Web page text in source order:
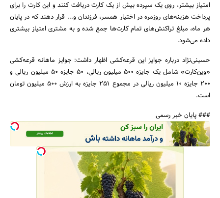
امتیاز بیشتر، روی یک سپرده بیش ‌از یک کارت دریافت کنند و این کارت را برای
پرداخت هزینه‌های روزمره در اختیار همسر، فرزندان و... قرار دهند که در پایان
هر ماه، مبلغ تراکنش‌های تمام ‌کارت‌ها جمع شده و به مشتری امتیاز بیشتری
داده می‌شود.
حسینی‌نژاد درباره جوایز این قرعه‌کشی اظهار داشت: جوایز ماهانه قرعه‌کشی
«وین‌کارت» شامل یک جایزه 500 میلیون ریالی، 50 جایزه 50 میلیون ریالی و
200 جایزه 10 میلیون ریالی در مجموع 251 جایزه به ارزش 500 میلیون تومان
است.
### پایان خبر رسمی